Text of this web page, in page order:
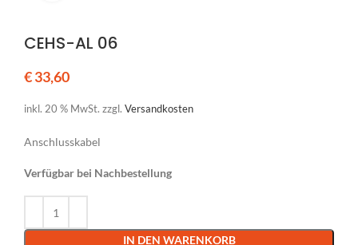
CEHS-AL 06
€33,60
inkl. 20 % MwSt. zzgl. Versandkosten
Anschlusskabel
Verfügbar bei Nachbestellung
IN DEN WARENKORB